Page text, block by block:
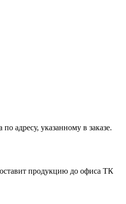
адресу, указанному в заказе.
продукцию до офиса ТК